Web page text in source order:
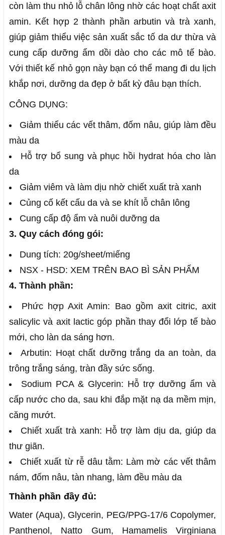
còn làm thu nhỏ lỗ chân lông nhờ các hoạt chất axit
amin. Kết hợp 2 thành phần arbutin và trà xanh,
giúp giảm thiểu việc sản xuất sắc tố da dư thừa và
cung cấp dưỡng ẩm dồi dào cho các mô tế bào.
Với thiết kế nhỏ gọn này bạn có thể mang đi du lịch
khắp nơi, dưỡng da đẹp ở bất kỳ đâu bạn thích.
CÔNG DỤNG:
Giảm thiểu các vết thâm, đốm nâu, giúp làm đều
màu da
Hỗ trợ bổ sung và phục hồi hydrat hóa cho làn
da
Giảm viêm và làm dịu nhờ chiết xuất trà xanh
Củng cố kết cấu da và se khít lỗ chân lông
Cung cấp độ ẩm và nuôi dưỡng da
3. Quy cách đóng gói:
Dung tích: 20g/sheet/miếng
NSX - HSD: XEM TRÊN BAO BÌ SẢN PHẨM
4. Thành phần:
Phức hợp Axit Amin: Bao gồm axit citric, axit
salicylic và axit lactic góp phần thay đổi lớp tế bào
mới, cho làn da sáng hơn.
Arbutin: Hoạt chất dưỡng trắng da an toàn, da
trông trắng sáng, tràn đầy sức sống.
Sodium PCA & Glycerin: Hỗ trợ dưỡng ẩm và
cấp nước cho da, sau khi đắp mặt nạ da mềm mịn,
căng mướt.
Chiết xuất trà xanh: Hỗ trợ làm dịu da, giúp da
thư giãn.
Chiết xuất từ rễ dâu tằm: Làm mờ các vết thâm
nám, đốm nâu, tàn nhang, làm đều màu da
Thành phần đầy đủ:
Water (Aqua), Glycerin, PEG/PPG-17/6 Copolymer,
Panthenol, Natto Gum, Hamamelis Virginiana